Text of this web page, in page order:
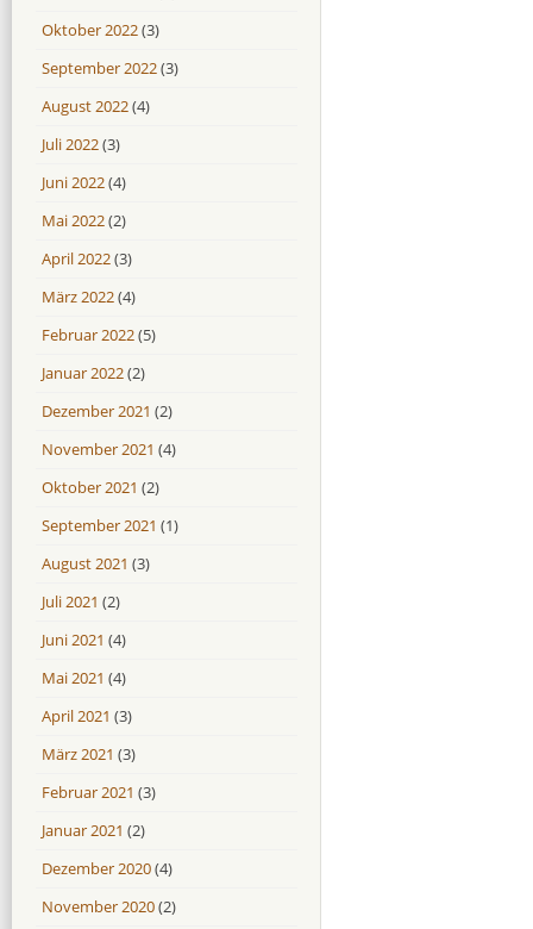
Oktober 2022(3)
September 2022(3)
August 2022(4)
Juli 2022(3)
Juni 2022(4)
Mai 2022(2)
April 2022(3)
März 2022(4)
Februar 2022(5)
Januar 2022(2)
Dezember 2021 (2)
November 2021 (4)
Oktober 2021 (2)
September 2021 (1)
August 2021 (3)
Juli 2021 (2)
Juni 2021 (4)
Mai 2021 (4)
April 2021 (3)
März 2021 (3)
Februar 2021 (3)
Januar 2021 (2)
Dezember 2020(4)
November 2020(2)